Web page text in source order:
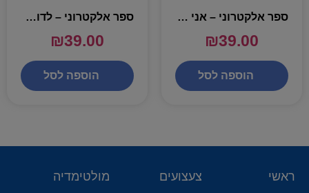
ספר אלקטרוני – אני מנגן
₪39.00
הוספה לסל
ספר אלקטרוני – לדוד משה היתה חוה
₪39.00
הוספה לסל
ראשי צעצועים מולטימדיה